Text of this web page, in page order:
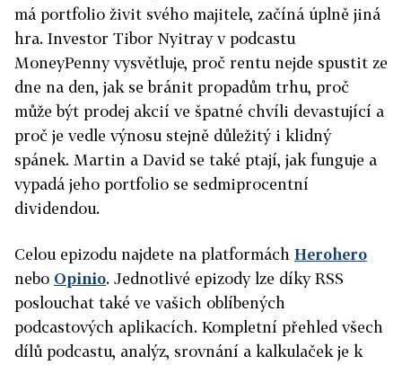
má portfolio živit svého majitele, začíná úplně jiná
hra. Investor Tibor Nyitray v podcastu
MoneyPenny vysvětluje, proč rentu nejde spustit ze
dne na den, jak se bránit propadům trhu, proč
může být prodej akcií ve špatné chvíli devastující a
proč je vedle výnosu stejně důležitý i klidný
spánek. Martin a David se také ptají, jak funguje a
vypadá jeho portfolio se sedmiprocentní
dividendou.
Celou epizodu najdete na platformách Herohero
nebo Opinio. Jednotlivé epizody lze díky RSS
poslouchat také ve vašich oblíbených
podcastových aplikacích. Kompletní přehled všech
dílů podcastu, analýz, srovnání a kalkulaček je k